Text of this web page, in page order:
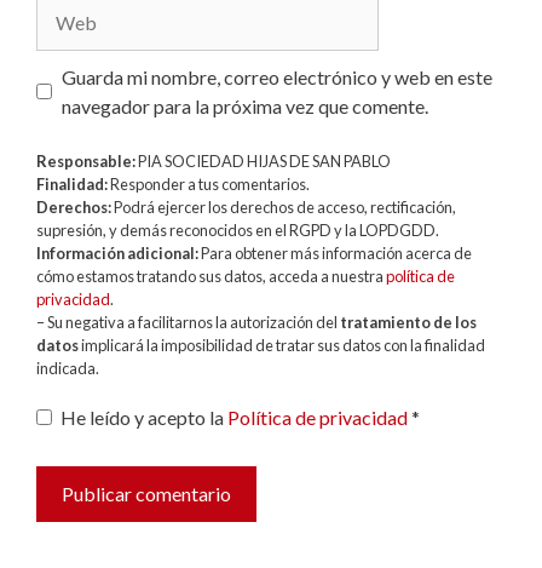
Guarda mi nombre, correo electrónico y web en este
navegador para la próxima vez que comente.
Responsable:PIA SOCIEDAD HIJAS DE SAN PABLO
Finalidad:Responder a tus comentarios.
Derechos:Podrá ejercer los derechos de acceso, rectificación,
supresión, y demás reconocidos en el RGPD y la LOPDGDD.
Información adicional:Para obtener más información acerca de
cómo estamos tratando sus datos, acceda a nuestrapolítica de
privacidad.
– Su negativa a facilitarnos la autorización del tratamiento de los
datosimplicará la imposibilidad de tratar sus datos con la finalidad
indicada.
He leído y acepto la Política de privacidad*